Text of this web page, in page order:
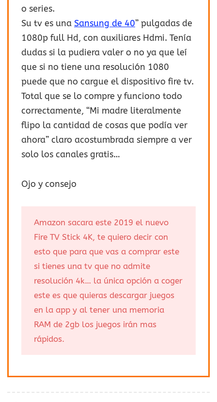
o series.
Su tv es una Sansung de 40” pulgadas de
1080p full Hd, con auxiliares Hdmi. Tenía
dudas si la pudiera valer o no ya que leí
que si no tiene una resolución 1080
puede que no cargue el dispositivo fire tv.
Total que se lo compre y funciono todo
correctamente, “Mi madre literalmente
flipo la cantidad de cosas que podía ver
ahora” claro acostumbrada siempre a ver
solo los canales gratis…
Ojo y consejo
Amazon sacara este 2019 el nuevo
Fire TV Stick 4K, te quiero decir con
esto que para que vas a comprar este
si tienes una tv que no admite
resolución 4k… la única opción a coger
este es que quieras descargar juegos
en la app y al tener una memoria
RAM de 2gb los juegos irán mas
rápidos.